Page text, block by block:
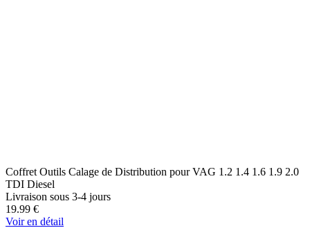
Coffret Outils Calage de Distribution pour VAG 1.2 1.4 1.6 1.9 2.0
TDI Diesel
Livraison sous 3-4 jours
19.99 €
Voir en détail